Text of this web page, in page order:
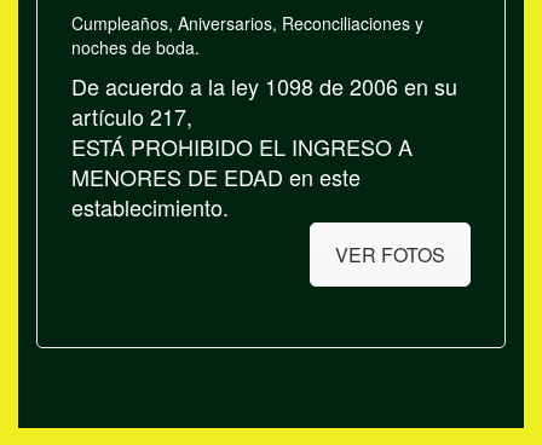
Cumpleaños, Aniversarios, Reconciliaciones y
noches de boda.
De acuerdo a la ley 1098 de 2006 en su
artículo 217,
ESTÁ PROHIBIDO EL INGRESO A
MENORES DE EDAD en este
establecimiento.
VER FOTOS